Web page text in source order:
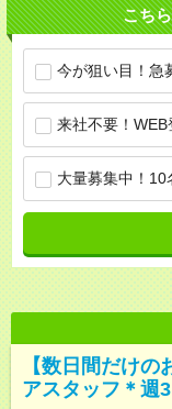
こち
今が狙い目！急
来社不要！
大量募集中！10
【数日間だけ
アスタッフ＊週3